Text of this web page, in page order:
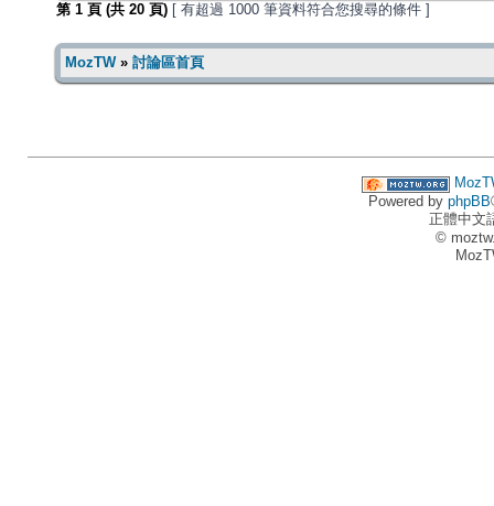
第 1 頁 (共 20 頁) [ 有超過 1000 筆資料符合您搜尋的條件 ]
MozTW» 討論區首頁
Powered by phpBB
正體中文
©